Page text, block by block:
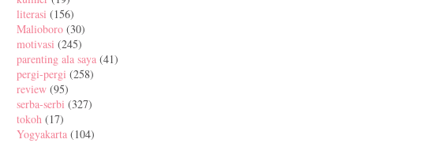
literasi (156)
Malioboro (30)
motivasi (245)
parenting ala saya (41)
pergi-pergi (258)
review (95)
serba-serbi (327)
tokoh (17)
Yogyakarta (104)